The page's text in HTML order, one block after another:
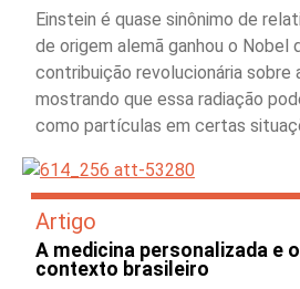
Einstein é quase sinônimo de
de origem alemã ganhou o Nobel
contribuição revolucionária sobre
mostrando que essa radiação
como partículas em certas
Artigo
A medicina personalizada e
contexto brasileiro